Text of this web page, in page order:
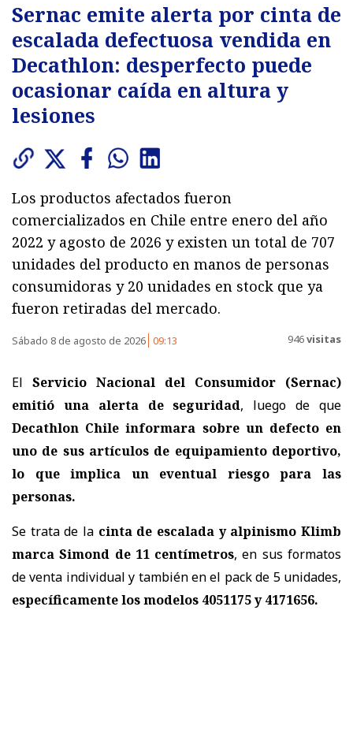
Sernac emite alerta por cinta de
escalada defectuosa vendida en
Decathlon: desperfecto puede
ocasionar caída en altura y
lesiones
Los productos afectados fueron
comercializados en Chile entre enero del año
2022 y agosto de 2026 y existen un total de 707
unidades del producto en manos de personas
consumidoras y 20 unidades en stock que ya
fueron retiradas del mercado.
Sábado 8 de agosto de 2026 09:13 946visitas
El Servicio Nacional del Consumidor (Sernac)
emitió una alerta de seguridad, luego de que
Decathlon Chile informara sobre un defecto en
uno de sus artículos de equipamiento deportivo,
lo que implica un eventual riesgo para las
personas.
Se trata de la cinta de escalada y alpinismo Klimb
marca Simond de 11 centímetros, en sus formatos
de venta individual y también en el pack de 5 unidades,
específicamente los modelos 4051175 y 4171656.